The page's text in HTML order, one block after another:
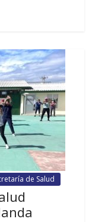
de Salud